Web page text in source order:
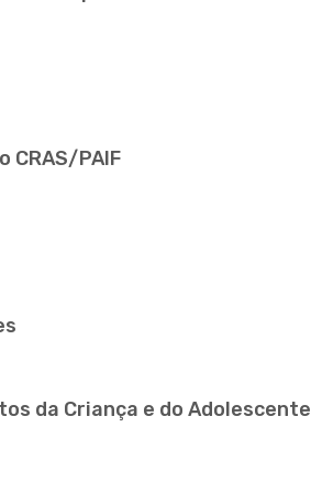
PAIF
da Criança e do Adolescente